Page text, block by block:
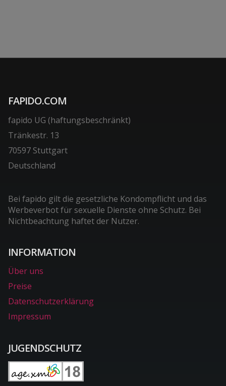
FAPIDO.COM
fapido UG (haftungsbeschränkt)
Tränkestr. 13
70597 Stuttgart
Deutschland
Bei fapido gilt die gesetzliche Kondompflicht und das
Werbeverbot für sexuelle Dienste ohne Schutz. Bei
Nichtbeachtung haftet der Nutzer.
INFORMATION
Über uns
Preise
Datenschutzerklärung
Impressum
JUGENDSCHUTZ